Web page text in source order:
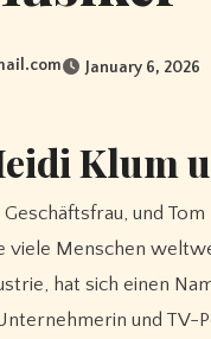
January 6, 2026
Klum
viele Menschen
hat sich einen
und TV-